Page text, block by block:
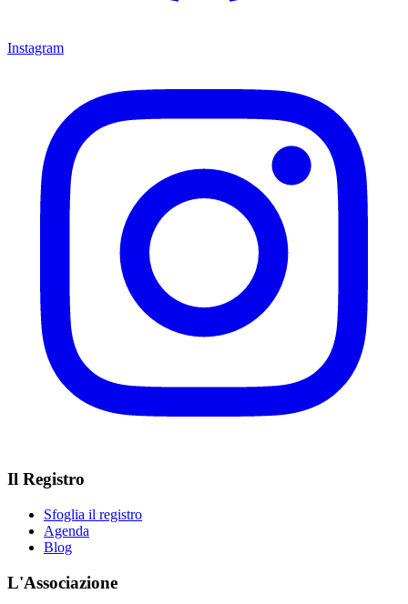
Instagram
Il Registro
Sfoglia il registro
Agenda
Blog
L'Associazione